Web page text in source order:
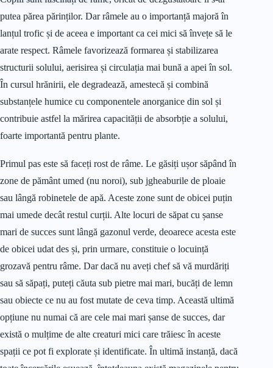
putea părea părinților. Dar râmele au o importanță majoră în
lanțul trofic și de aceea e important ca cei mici să învețe să le
arate respect. Râmele favorizează formarea și stabilizarea
structurii solului, aerisirea și circulația mai bună a apei în sol.
În cursul hrănirii, ele degradează, amestecă și combină
substanțele humice cu componentele anorganice din sol și
contribuie astfel la mărirea capacității de absorbție a solului,
foarte importantă pentru plante.
Primul pas este să faceți rost de râme. Le găsiți ușor săpând în
zone de pământ umed (nu noroi), sub jgheaburile de ploaie
sau lângă robinetele de apă. Aceste zone sunt de obicei puțin
mai umede decât restul curții. Alte locuri de săpat cu șanse
mari de succes sunt lângă gazonul verde, deoarece acesta este
de obicei udat des și, prin urmare, constituie o locuință
grozavă pentru râme. Dar dacă nu aveți chef să vă murdăriți
sau să săpați, puteți căuta sub pietre mai mari, bucăți de lemn
sau obiecte ce nu au fost mutate de ceva timp. Această ultimă
opțiune nu numai că are cele mai mari șanse de succes, dar
există o mulțime de alte creaturi mici care trăiesc în aceste
spații ce pot fi explorate și identificate. În ultimă instanță, dacă